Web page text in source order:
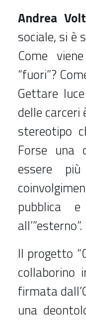
Andrea
sociale, si è
Come
“fuori”?
Gettare
delle carceri
stereotipo
Forse una
essere
pubblica
all’”esterno”.
Il progetto
collaborino
firmata
una